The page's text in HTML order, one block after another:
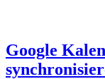
Google